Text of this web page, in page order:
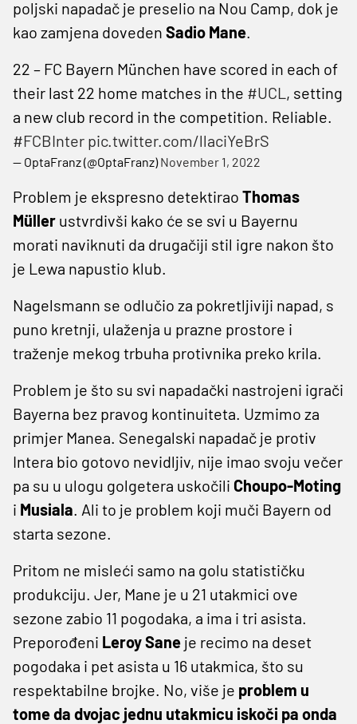
poljski napadač je preselio na Nou Camp, dok je
kao zamjena doveden Sadio Mane
22 – FC Bayern München have scored in each of
their last 22 home matches in the #UCL , setting
a new club record in the competition. Reliable.
#FCBInter pic.twitter.com/llaciYeBrS
— OptaFranz (@OptaFranz)November 1, 2022
Problem je ekspresno detektirao Thomas
Müller ustvrdivši kako će se svi u Bayernu
morati naviknuti da drugačiji stil igre nakon što
je Lewa napustio klub.
Nagelsmann se odlučio za pokretljiviji napad, s
puno kretnji, ulaženja u prazne prostore i
traženje mekog trbuha protivnika preko krila.
Problem je što su svi napadački nastrojeni igrači
Bayerna bez pravog kontinuiteta. Uzmimo za
primjer Manea. Senegalski napadač je protiv
Intera bio gotovo nevidljiv, nije imao svoju večer
pa su u ulogu golgetera uskočili Choupo-Moting
i Musiala . Ali to je problem koji muči Bayern od
starta sezone.
Pritom ne misleći samo na golu statističku
produkciju. Jer, Mane je u 21 utakmici ove
sezone zabio 11 pogodaka, a ima i tri asista.
Preporođeni Leroy Sane je recimo na deset
pogodaka i pet asista u 16 utakmica, što su
respektabilne brojke. No, više je problem u
tome da dvojac jednu utakmicu iskoči pa onda